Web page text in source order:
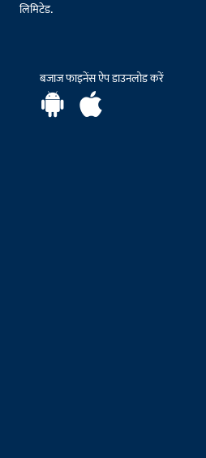
लिमिटेड.
बजाज फाइनेंस ऐप डाउनलोड करें